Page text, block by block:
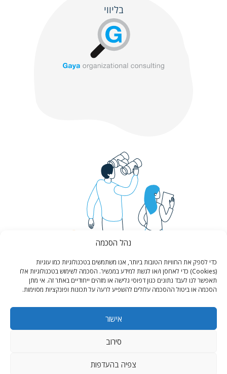
נהל הסכמה
כדי לספק את החוויות הטובות ביותר, אנו משתמשים בטכנולוגיות כמו עוגיות
(Cookies) כדי לאחסן ו/או לגשת למידע במכשיר. הסכמה לשימוש בטכנולוגיות אלו
תאפשר לנו לעבד נתונים כגון דפוסי גלישה או מזהים ייחודיים באתר זה. אי מתן
הסכמה או ביטול ההסכמה עלולים להשפיע לרעה על תכונות ופונקציות מסוימות.
אישור
סירוב
צפיה בהעדפות
בליווי